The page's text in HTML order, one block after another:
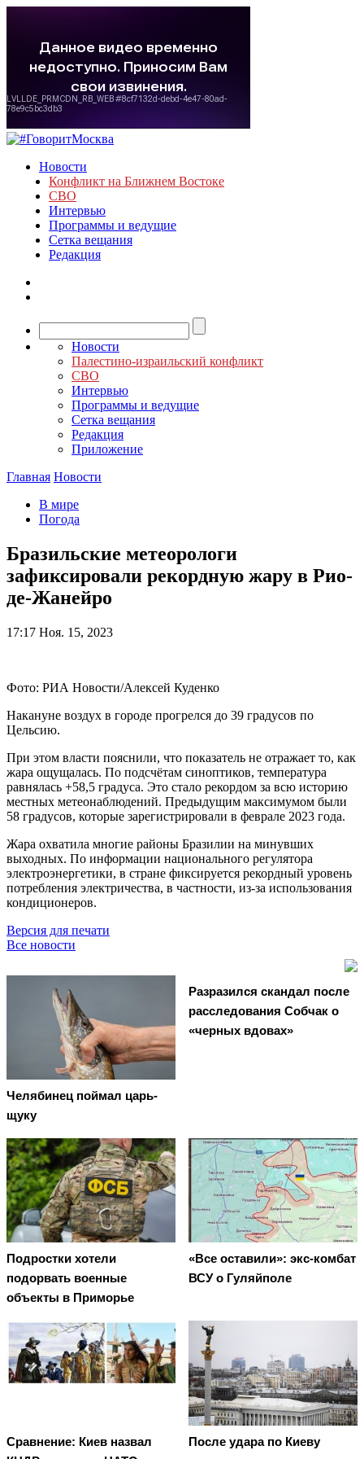
Новости
Конфликт на Ближнем Востоке
СВО
Интервью
Программы и ведущие
Сетка вещания
Редакция
Новости
Палестино-израильский конфликт
СВО
Интервью
Программы и ведущие
Сетка вещания
Редакция
Приложение
Главная Новости
В мире
Погода
Бразильские метеорологи
зафиксировали рекордную жару в Рио-
де-Жанейро
17:17 Ноя. 15, 2023
Фото: РИА Новости/Алексей Куденко
Накануне воздух в городе прогрелся до 39 градусов по
Цельсию.
При этом власти пояснили, что показатель не отражает то, как
жара ощущалась. По подсчётам синоптиков, температура
равнялась +58,5 градуса. Это стало рекордом за всю историю
местных метеонаблюдений. Предыдущим максимумом были
58 градусов, которые зарегистрировали в феврале 2023 года.
Жара охватила многие районы Бразилии на минувших
выходных. По информации национального регулятора
электроэнергетики, в стране фиксируется рекордный уровень
потребления электричества, в частности, из-за использования
кондиционеров.
Версия для печати
Все новости
Челябинец поймал царь-
щуку
Разразился скандал после
расследования Собчак о
«черных вдовах»
Подростки хотели
подорвать военные
объекты в Приморье
«Все оставили»: экс-комбат
ВСУ о Гуляйполе
Сравнение: Киев назвал
После удара по Киеву